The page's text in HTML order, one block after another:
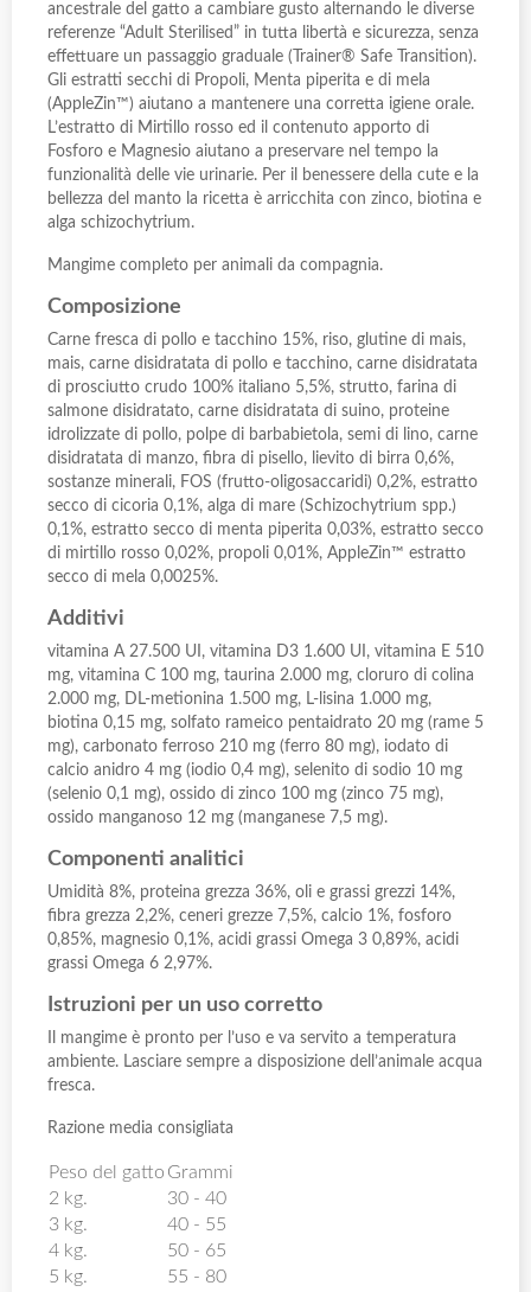
ancestrale del gatto a cambiare gusto alternando le diverse
referenze “Adult Sterilised” in tutta libertà e sicurezza, senza
effettuare un passaggio graduale (Trainer® Safe Transition).
Gli estratti secchi di Propoli, Menta piperita e di mela
(AppleZin™) aiutano a mantenere una corretta igiene orale.
L’estratto di Mirtillo rosso ed il contenuto apporto di
Fosforo e Magnesio aiutano a preservare nel tempo la
funzionalità delle vie urinarie. Per il benessere della cute e la
bellezza del manto la ricetta è arricchita con zinco, biotina e
alga schizochytrium.
Mangime completo per animali da compagnia.
Composizione
Carne fresca di pollo e tacchino 15%, riso, glutine di mais,
mais, carne disidratata di pollo e tacchino, carne disidratata
di prosciutto crudo 100% italiano 5,5%, strutto, farina di
salmone disidratato, carne disidratata di suino, proteine
idrolizzate di pollo, polpe di barbabietola, semi di lino, carne
disidratata di manzo, fibra di pisello, lievito di birra 0,6%,
sostanze minerali, FOS (frutto-oligosaccaridi) 0,2%, estratto
secco di cicoria 0,1%, alga di mare (Schizochytrium spp.)
0,1%, estratto secco di menta piperita 0,03%, estratto secco
di mirtillo rosso 0,02%, propoli 0,01%, AppleZin™ estratto
secco di mela 0,0025%.
Additivi
vitamina A 27.500 UI, vitamina D3 1.600 UI, vitamina E 510
mg, vitamina C 100 mg, taurina 2.000 mg, cloruro di colina
2.000 mg, DL-metionina 1.500 mg, L-lisina 1.000 mg,
biotina 0,15 mg, solfato rameico pentaidrato 20 mg (rame 5
mg), carbonato ferroso 210 mg (ferro 80 mg), iodato di
calcio anidro 4 mg (iodio 0,4 mg), selenito di sodio 10 mg
(selenio 0,1 mg), ossido di zinco 100 mg (zinco 75 mg),
ossido manganoso 12 mg (manganese 7,5 mg).
Componenti analitici
Umidità 8%, proteina grezza 36%, oli e grassi grezzi 14%,
fibra grezza 2,2%, ceneri grezze 7,5%, calcio 1%, fosforo
0,85%, magnesio 0,1%, acidi grassi Omega 3 0,89%, acidi
grassi Omega 6 2,97%.
Istruzioni per un uso corretto
Il mangime è pronto per l’uso e va servito a temperatura
ambiente. Lasciare sempre a disposizione dell’animale acqua
fresca.
Razione media consigliata
Peso del gatto Grammi
2 kg.
30 - 40
3 kg.
40 - 55
4 kg.
50 - 65
5 kg.
55 - 80